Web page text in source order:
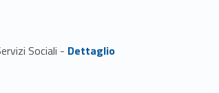
Sociali - Link identifier #identifier_person_113864-1
Dettaglio